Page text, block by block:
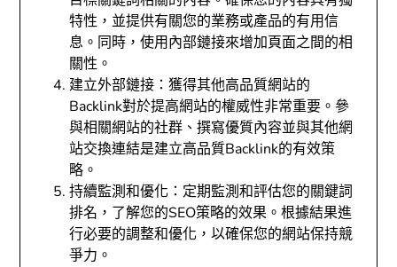
特性，並提供有關您的業務或產品的有用信
息。同時，使用內部鏈接來增加頁面之間的相
關性。
建立外部鏈接：獲得其他高品質網站的
Backlink對於提高網站的權威性非常重要。參
與相關網站的社群、撰寫優質內容並與其他網
站交換連結是建立高品質Backlink的有效策
略。
持續監測和優化：定期監測和評估您的關鍵詞
排名，了解您的SEO策略的效果。根據結果進
行必要的調整和優化，以確保您的網站保持競
爭力。